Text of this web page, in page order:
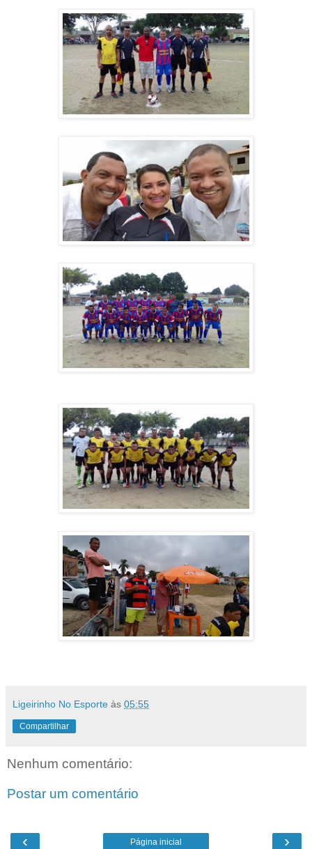
Ligeirinho No Esporte às 05:55
Compartilhar
Nenhum comentário:
Postar um comentário
‹ ›
Página inicial